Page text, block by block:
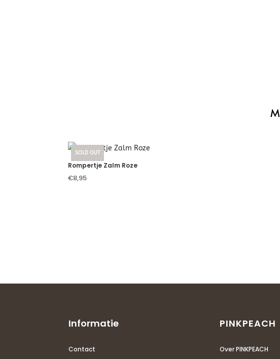
SOLD OUT
Rompertje Zalm Roze
€8,95
Informatie
Contact
PINKPEACH
Over PINKPEACH